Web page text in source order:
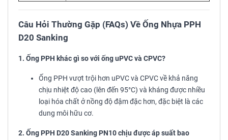
Câu Hỏi Thường Gặp (FAQs) Về Ống Nhựa PPH
D20 Sanking
1. Ống PPH khác gì so với ống uPVC và CPVC?
Ống PPH vượt trội hơn uPVC và CPVC về khả năng
chịu nhiệt độ cao (lên đến 95°C) và kháng được nhiều
loại hóa chất ở nồng độ đậm đặc hơn, đặc biệt là các
dung môi hữu cơ.
2. Ống PPH D20 Sanking PN10 chịu được áp suất bao